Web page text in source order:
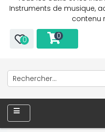
Instruments de musique,
contenu
0 0